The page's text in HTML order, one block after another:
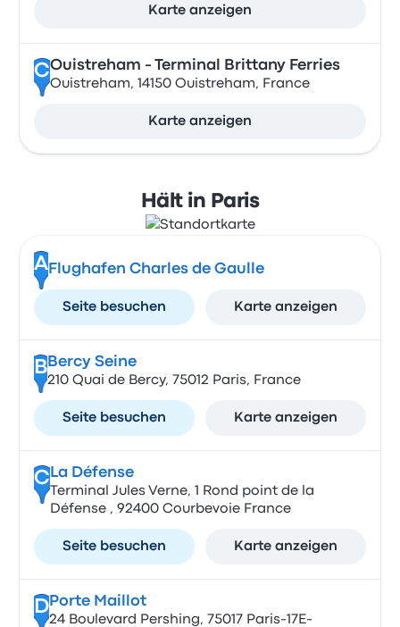
Karte anzeigen
COuistreham - Terminal Brittany Ferries
Ouistreham, 14150 Ouistreham, France
Karte anzeigen
Hält in Paris
AFlughafen Charles de Gaulle
Seite besuchen Karte anzeigen
B Bercy Seine
210 Quai de Bercy, 75012 Paris, France
Seite besuchen Karte anzeigen
CLa Défense
Terminal Jules Verne, 1 Rond point de la
Défense , 92400 Courbevoie France
Seite besuchen Karte anzeigen
DPorte Maillot
24 Boulevard Pershing, 75017 Paris-17E-